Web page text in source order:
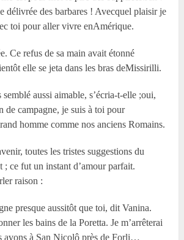
délivrée des barbares ! Avecquel plaisir je
toi pour aller vivre enAmérique.
Ce refus de sa main avait étonné
elle se jeta dans les bras deMissirilli.
semblé aussi aimable, s’écria-t-elle ;oui,
de campagne, je suis à toi pour
homme comme nos anciens Romains.
toutes les tristes suggestions du
; ce fut un instant d’amour parfait.
raison :
presque aussitôt que toi, dit Vanina.
les bains de la Poretta. Je m’arrêterai
avons à San Nicolô près de Forli…